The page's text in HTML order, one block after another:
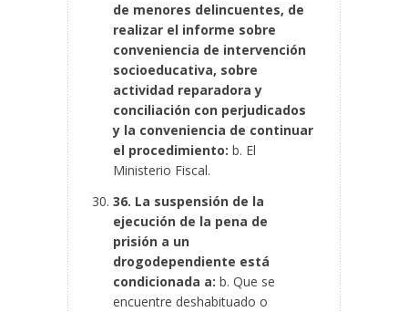
de menores delincuentes, de
realizar el informe sobre
conveniencia de intervención
socioeducativa, sobre
actividad reparadora y
conciliación con perjudicados
y la conveniencia de continuar
el procedimiento: b. El
Ministerio Fiscal.
36. La suspensión de la
ejecución de la pena de
prisión a un
drogodependiente está
condicionada a: b. Que se
encuentre deshabituado o